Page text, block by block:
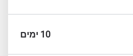
10 ימים